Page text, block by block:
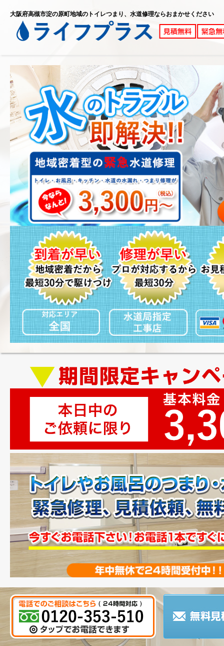
大阪府高槻市淀の原町地域のトイレつまり、水道修理ならおまかせください